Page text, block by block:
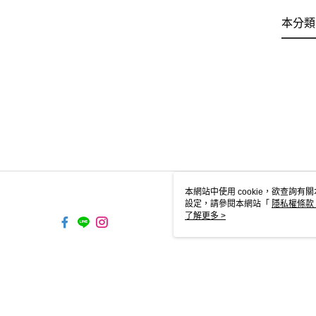
本分
本網站中使用 cookie，欲查詢有
設定，請參閱本網站「 隱私權條款
使用 cookie。
了解更多 >